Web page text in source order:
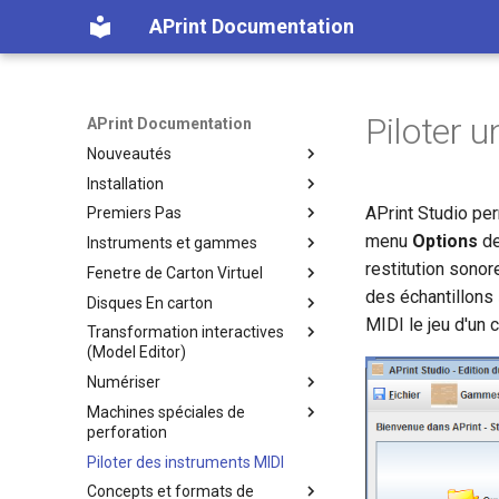
APrint Documentation
APrint Documentation
Nouveautés
Introduction
2022
2020 Fix1
2020
2019
2018
2017
Installation
Récupérer les fichiers
d'installation
Installation, paramétrage
Installation sous Windows
Description des fichiers
installés
Lancement manuel en ligne de
commande
Premiers Pas
Utiliser un fichier Midi
Travailler avec les cartons
Instruments et gammes
Récupérer des instruments
existants
Note sur l'enregistrement
d'instruments
Creer un instrument pas à pas
Fenetre de Carton Virtuel
Modifier / Adjuster un carton
Utiliser la sélection
Montage de poncifs ou cartons
Exports vers Midi
Definition des informations du
carton
Constitution d'une bibliotheque
Disques En carton
Creer des disques de cartons
Transformation interactives
(Model Editor)
Model Editor
Prendre en main le model
editor
Un cas d'utilisation : 49
Limonaire
Numériser
Numeriser un carton
Utiliser une WebCam, avec
prise de vues
Utiliser une Video pour scanner
Machines spéciales de
perforation
Perforer un carton
Comment perforer un carton
Piloter des instruments MIDI
Concepts et formats de
Piloter
APrint Studio
menu Options
restitution
des échantillons
MIDI le jeu d'un